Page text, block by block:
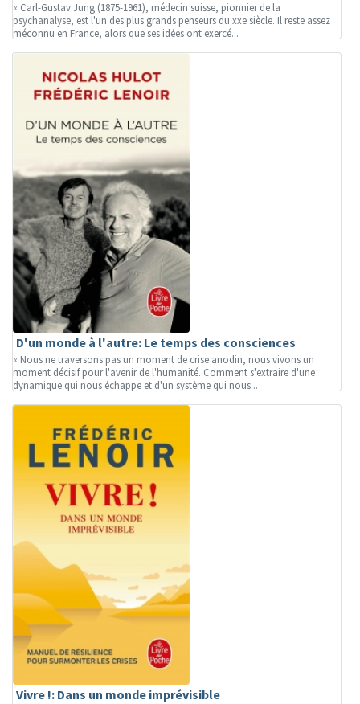
« Carl-Gustav Jung (1875-1961), médecin suisse, pionnier de la
psychanalyse, est l'un des plus grands penseurs du xxe siècle. Il reste assez
méconnu en France, alors que ses idées ont exercé...
D'un monde à l'autre: Le temps des consciences
« Nous ne traversons pas un moment de crise anodin, nous vivons un
moment décisif pour l'avenir de l'humanité. Comment s'extraire d'une
dynamique qui nous échappe et d'un système qui nous...
Vivre !: Dans un monde imprévisible